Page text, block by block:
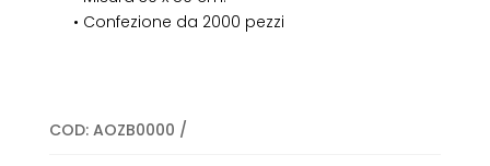
• Confezione da 2000 pezzi
COD: AOZB0000